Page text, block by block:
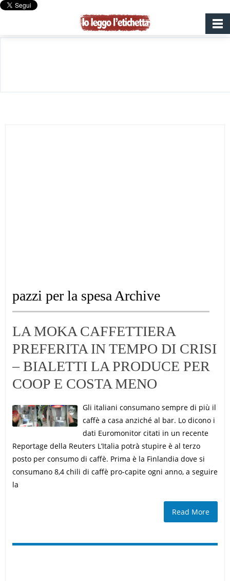
pazzi per la spesa Archive
LA MOKA CAFFETTIERA
PREFERITA IN TEMPO DI CRISI
– BIALETTI LA PRODUCE PER
COOP E COSTA MENO
Gli italiani consumano sempre di più il
caffè a casa anziché al bar. Lo dicono i
dati Euromonitor citati in un recente
Reportage della Reuters L’Italia potrà stupire è al terzo
posto per consumo di caffè. Prima è la Finlandia dove si
consumano 8,4 chili di caffè pro-capite ogni anno, a seguire
la
Read More